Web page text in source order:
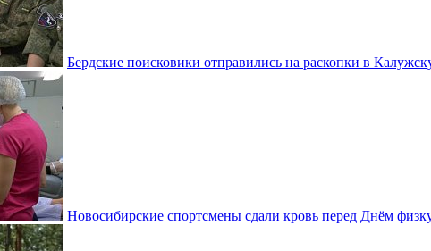
Бердские поисковики отправились на раскопки в
Новосибирские спортсмены сдали кровь перед Днём